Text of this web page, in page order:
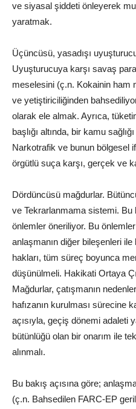
ve siyasal şiddeti önleyerek
yaratmak.
Üçüncüsü, yasadışı
Uyuşturucuya karşı savaş
meselesini (ç.n. Kokainin ham
ve yetiştiriciliğinden
olarak ele almak. Ayrıca,
başlığı altında, bir kamu
Narkotrafik ve bunun bölgesel
örgütlü suça karşı, gerçek ve
Dördüncüsü mağdurlar.
ve Tekrarlanmama sistemi. Bu
önlemler öneriliyor. Bu
anlaşmanın diğer bileşenleri ile
hakları, tüm süreç boyunca
düşünülmeli. Hakikati Ortaya
Mağdurlar, çatışmanın
hafızanın kurulması sürecine
açısıyla, geçiş dönemi adaleti
bütünlüğü olan bir onarım ile
alınmalı.
Bu bakış açısına göre;
(ç.n. Bahsedilen FARC-EP